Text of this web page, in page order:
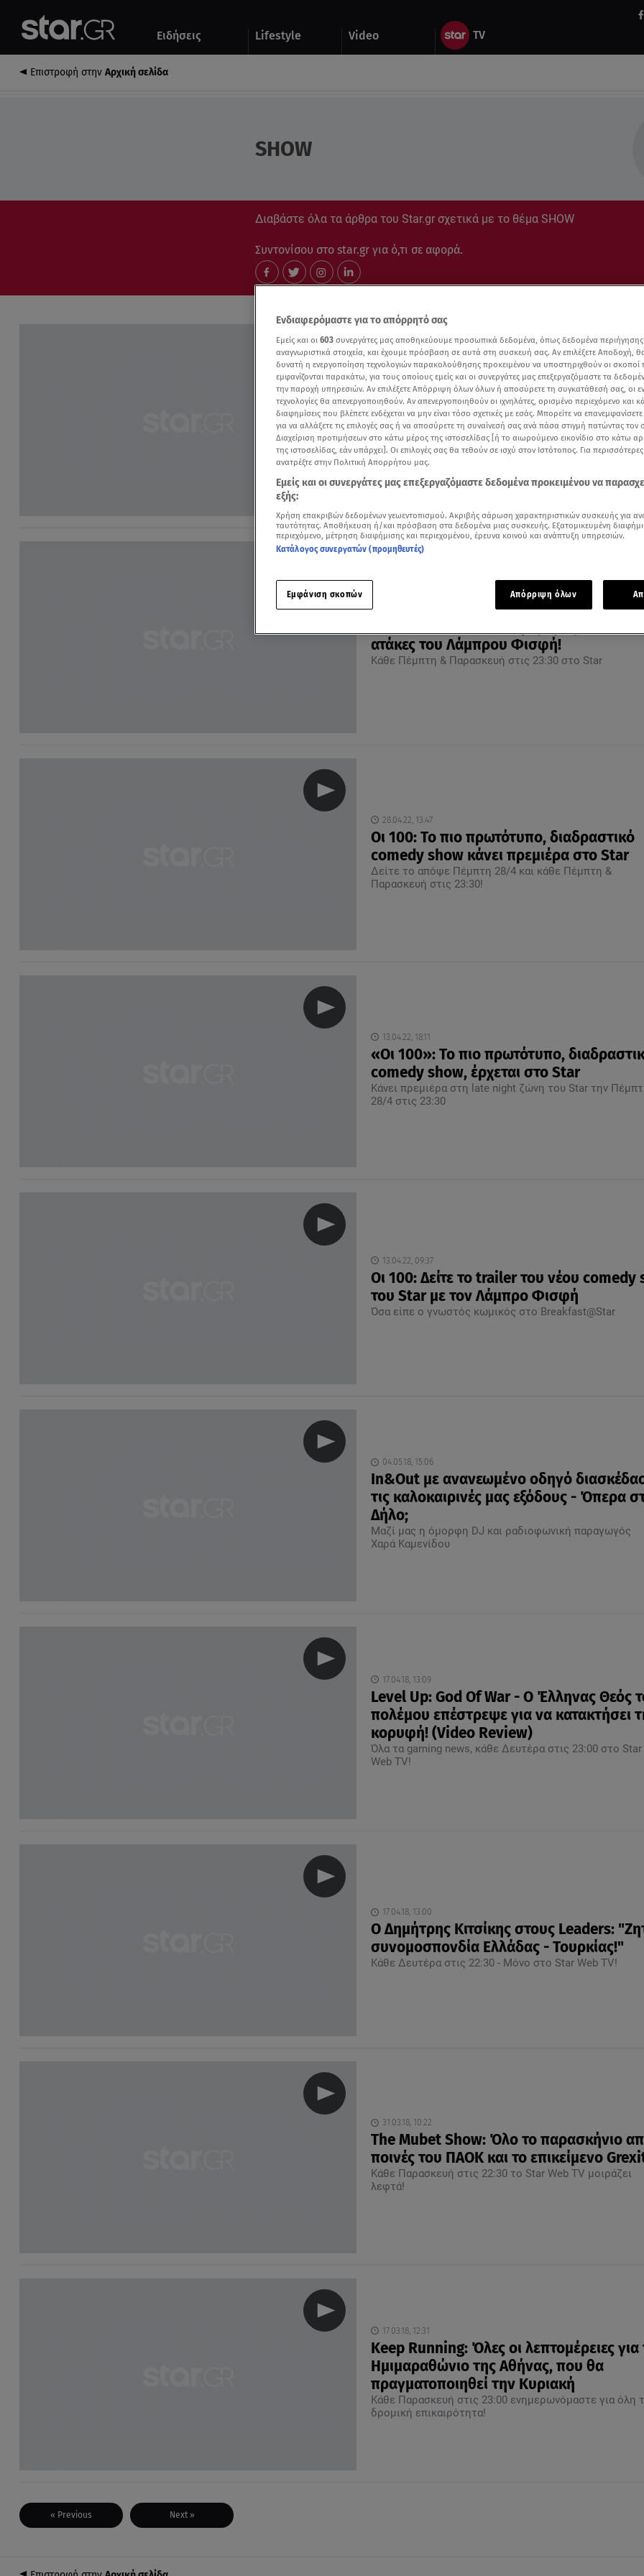
Ειδήσεις Lifestyle Video
Αυτοκίνητο
Επιστροφή στην Αρχική σελίδα
SHOW
Διαβάστε όλα τα άρθρα του Star.gr σχετικά με το θέμα SHOW
Συντονίσου στο star.gr για ό,τι σε αφορά.
29.04.22, 15:54
ΟΙ 100: Δεύτερο επεισόδιο με guests
Ζενεβιέβ Μαζαρί & Αντίνοο Αλμπάνη
Μην το χάσετε την Παρασκευή 29/4 στις 23:30
ατάκες του Λάμπρου Φισφή!
Κάθε Πέμπτη & Παρασκευή στις 23:30 στο Star
28.04.22, 13:47
Οι 100: Το πιο πρωτότυπο, διαδραστικό
comedy show κάνει πρεμιέρα στο Star
Δείτε το απόψε Πέμπτη 28/4 και κάθε Πέμπτη &
Παρασκευή στις 23:30!
13.04.22, 18:11
«Οι 100»: Το πιο πρωτότυπο,
comedy show, έρχεται στο Star
Κάνει πρεμιέρα στη late night ζώνη του Star την
28/4 στις 23:30
13.04.22, 09:37
Οι 100: Δείτε το trailer του νέου comedy
του Star με τον Λάμπρο Φισφή
Όσα είπε ο γνωστός κωμικός στο Breakfast@Star
04.05.18, 15:06
In&Out με ανανεωμένο οδηγό
τις καλοκαιρινές μας εξόδους - Όπερα
Δήλο;
Μαζί μας η όμορφη DJ και ραδιοφωνική παραγωγός
Χαρά Καμενίδου
17.04.18, 13:09
Level Up: God Of War - Ο Έλληνας Θεός
πολέμου επέστρεψε για να κατακτήσει
κορυφή! (Video Review)
Όλα τα gaming news, κάθε Δευτέρα στις 23:00 στο Star
Web TV!
17.04.18, 13:00
Ο Δημήτρης Κιτσίκης στους Leaders:
συνομοσπονδία Ελλάδας - Τουρκίας!"
Κάθε Δευτέρα στις 22:30 - Μόνο στο Star Web TV!
31.03.18, 10:22
The Mubet Show: Όλο το παρασκήνιο
ποινές του ΠΑΟΚ και το επικείμενο
Κάθε Παρασκευή στις 22:30 το Star Web TV μοιράζει
λεφτά!
17.03.18, 12:31
Keep Running: Όλες οι λεπτομέρειες για
Ημιμαραθώνιο της Αθήνας, που θα
πραγματοποιηθεί την Κυριακή
Κάθε Παρασκευή στις 23:00 ενημερωνόμαστε για όλη
δρομική επικαιρότητα!
« Previous Next »
Ενδιαφερόμαστε για το απόρρητό σας
Εμείς και οι 603 συνεργάτες μας αποθηκεύουμε προσωπικά δεδομένα, όπως δεδομένα
αναγνωριστικά στοιχεία, και έχουμε πρόσβαση σε αυτά στη συσκευή σας. Αν επιλέξετε Αποδοχή,
δυνατή η ενεργοποίηση τεχνολογιών παρακολούθησης προκειμένου να υποστηριχθούν οι σκοποί
εμφανίζονται παρακάτω, για τους οποίους εμείς και οι συνεργάτες μας επεξεργαζόμαστε τα
την παροχή υπηρεσιών. Αν επιλέξετε Απόρριψη όλων όλων ή αποσύρετε τη συγκατάθεσή σας, οι
τεχνολογίες θα απενεργοποιηθούν. Αν απενεργοποιηθούν οι ιχνηλάτες, ορισμένο περιεχόμενο και
διαφημίσεις που βλέπετε ενδέχεται να μην είναι τόσο σχετικές με εσάς. Μπορείτε να
για να αλλάξετε τις επιλογές σας ή να αποσύρετε τη συναίνεσή σας ανά πάσα στιγμή πατώντας τον
Διαχείριση προτιμήσεων στο κάτω μέρος της ιστοσελίδας [ή το αιωρούμενο εικονίδιο στο κάτω
της ιστοσελίδας, εάν υπάρχει]. Οι επιλογές σας θα τεθούν σε ισχύ στον Ιστότοπος. Για
ανατρέξτε στην Πολιτική Απορρήτου μας.
Εμείς και οι συνεργάτες μας επεξεργαζόμαστε δεδομένα προκειμένου να
εξής:
Χρήση επακριβών δεδομένων γεωεντοπισμού. Ακριβής σάρωση χαρακτηριστικών συσκευής για
ταυτότητας. Αποθήκευση ή/και πρόσβαση στα δεδομένα μιας συσκευής. Εξατομικευμένη
περιεχόμενο, μέτρηση διαφήμισης και περιεχομένου, έρευνα κοινού και ανάπτυξη υπηρεσιών.
Κατάλογος συνεργατών (προμηθευτές)
Εμφάνιση σκοπών Απόρριψη όλων